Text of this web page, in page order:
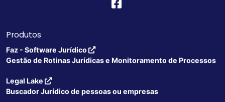
Produtos
Faz - Software Jurídico
Gestão de Rotinas Jurídicas e Monitoramento de Processos
Legal Lake
Buscador Jurídico de pessoas ou empresas